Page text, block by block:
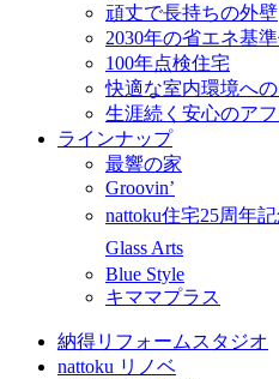
頑丈で長持ちの外壁
2030年の省エネ基
100年点検住宅
快適な室内環境へ
生涯続く安心のア
ラインナップ
最響の家
Groovin’
nattoku住宅25周年
Glass Arts
Blue Style
キママプラス
納得リフォームスタジオ
nattoku リノベ